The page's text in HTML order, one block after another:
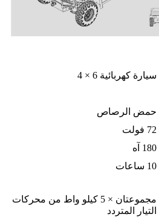
سيارة كهربائية 6 × 4
حمض الرصاص
72 فولت
180 آه
10 ساعات
مجموعتان × 5 كيلو واط من محركات
التيار المتردد